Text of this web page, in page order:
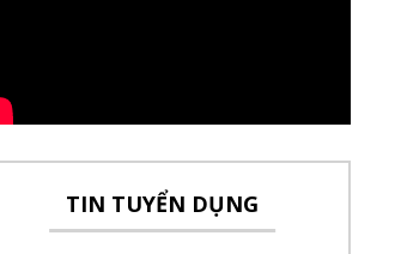
TIN TUYỂN DỤNG